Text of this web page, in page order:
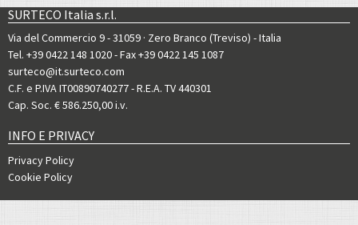
SURTECO Italia s.r.l.
Via del Commercio 9 - 31059 · Zero Branco (Treviso) - Italia
Tel. +39 0422 148 1020- Fax +39 0422 145 1087
surteco@it.surteco.com
C.F. e P.IVA IT00890740277 - R.E.A. TV 440301
Cap. Soc. € 586.250,00 i.v.
INFO E PRIVACY
Privacy Policy
Cookie Policy